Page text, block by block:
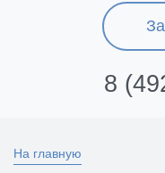
8
На главную